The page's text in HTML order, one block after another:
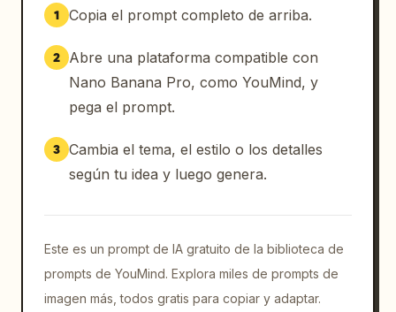
1 Copia el prompt completo de arriba.
2
Abre una plataforma compatible con
Nano Banana Pro, como YouMind, y
pega el prompt.
3 Cambia el tema, el estilo o los detalles
según tu idea y luego genera.
Este es un prompt de IA gratuito de la biblioteca de
prompts de YouMind. Explora miles de prompts de
imagen más, todos gratis para copiar y adaptar.